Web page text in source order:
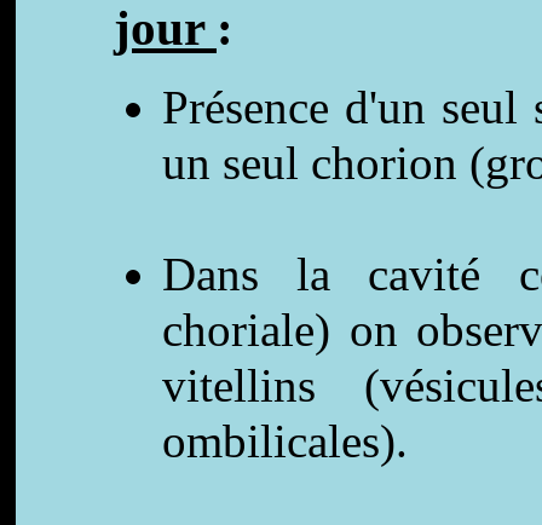
jour :
Présence d'un
un seul chorion
Dans la cavité
choriale) on
vitellins
ombilicales).